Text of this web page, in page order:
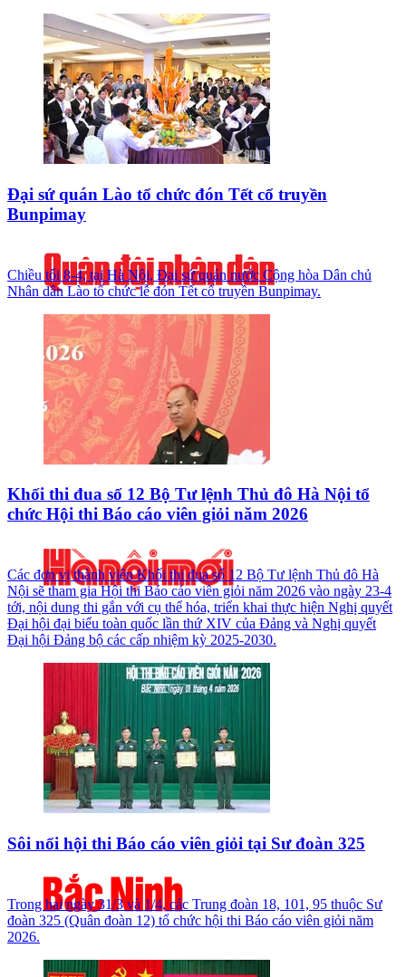
Đại sứ quán Lào tổ chức đón Tết cổ truyền
Bunpimay
Chiều tối 8-4, tại Hà Nội, Đại sứ quán nước Cộng hòa Dân chủ
Nhân dân Lào tổ chức lễ đón Tết cổ truyền Bunpimay.
Khối thi đua số 12 Bộ Tư lệnh Thủ đô Hà Nội tổ
chức Hội thi Báo cáo viên giỏi năm 2026
Các đơn vị thành viên Khối thi đua số 12 Bộ Tư lệnh Thủ đô Hà
Nội sẽ tham gia Hội thi Báo cáo viên giỏi năm 2026 vào ngày 23-4
tới, nội dung thi gắn với cụ thể hóa, triển khai thực hiện Nghị quyết
Đại hội đại biểu toàn quốc lần thứ XIV của Đảng và Nghị quyết
Đại hội Đảng bộ các cấp nhiệm kỳ 2025-2030.
Sôi nổi hội thi Báo cáo viên giỏi tại Sư đoàn 325
Trong hai ngày 31/3 và 1/4, các Trung đoàn 18, 101, 95 thuộc Sư
đoàn 325 (Quân đoàn 12) tổ chức hội thi Báo cáo viên giỏi năm
2026.